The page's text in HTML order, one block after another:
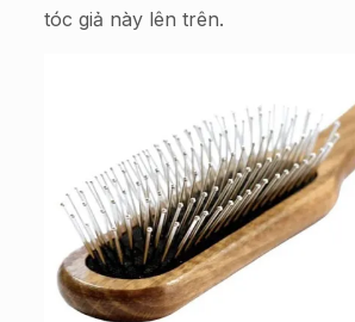
tóc giả này lên trên.